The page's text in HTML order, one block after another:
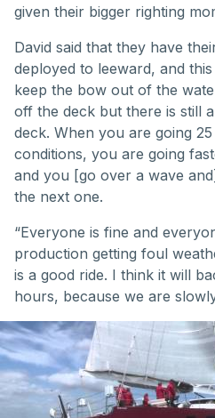
given their bigger righting
David said that they have
deployed to leeward, and
keep the bow out of the
off the deck but there is still
deck. When you are going
conditions, you are going
and you [go over a wave
the next one.
“Everyone is fine and
production getting foul
is a good ride. I think it will
hours, because we are